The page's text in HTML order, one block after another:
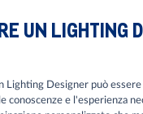
UN LIGHTING
Lighting Designer può
conoscenze e l'esperienza